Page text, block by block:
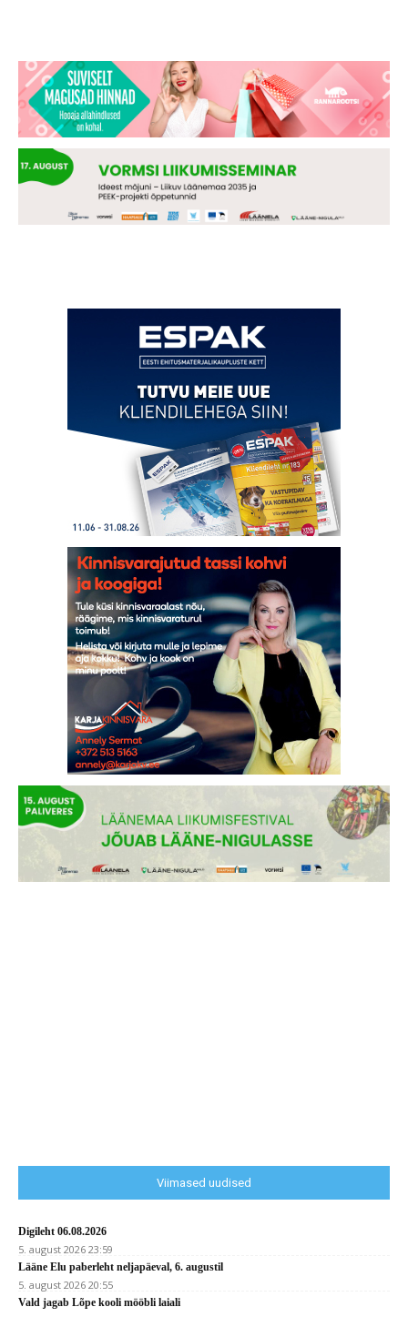
Viimased uudised
Digileht 06.08.2026
5. august 2026 23:59
Lääne Elu paberleht neljapäeval, 6. augustil
5. august 2026 20:55
Vald jagab Lõpe kooli mööbli laiali